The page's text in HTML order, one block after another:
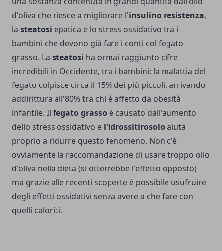
d'oliva che riesce a migliorare l'insulino resistenza,
la steatosi epatica e lo stress ossidativo tra i
bambini che devono già fare i conti col fegato
grasso. La steatosi ha ormai raggiunto cifre
incredibili in Occidente, tra i bambini: la malattia del
fegato colpisce circa il 15% dei più piccoli, arrivando
addirittura all'80% tra chi è affetto da obesità
infantile. Il fegato grasso è causato dall'aumento
dello stress ossidativo e l'idrossitirosolo aiuta
proprio a ridurre questo fenomeno. Non c'è
ovviamente la raccomandazione di usare troppo olio
d'oliva nella dieta (si otterrebbe l'effetto opposto)
ma grazie alle recenti scoperte è possibile usufruire
degli effetti ossidativi senza avere a che fare con
quelli calorici.